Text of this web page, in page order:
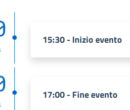
15:30 - Inizio evento
17:00 - Fine evento